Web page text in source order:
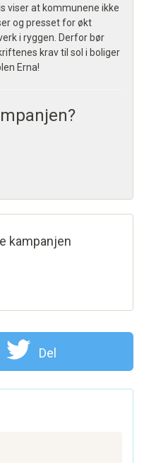
viser at kommunene ikke
og presset for økt
i ryggen. Derfor bør
krav til sol i boliger
Erna!
kampanjen
Del